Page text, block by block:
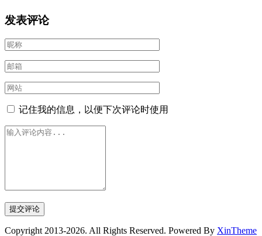
发表评论
记住我的信息，以便下次评论时使用
Copyright 2013-2026. All Rights Reserved. Powered By XinTheme